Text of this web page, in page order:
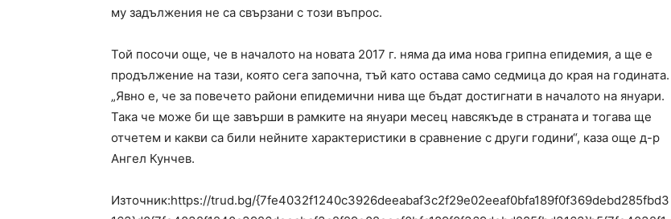
му задължения не са свързани с този въпрос.
Той посочи още, че в началото на новата 2017 г. няма да има нова грипна епидемия, а ще е
продължение на тази, която сега започна, тъй като остава само седмица до края на годината.
„Явно е, че за повечето райони епидемични нива ще бъдат достигнати в началото на януари.
Така че може би ще завърши в рамките на януари месец навсякъде в страната и тогава ще
отчетем и какви са били нейните характеристики в сравнение с други години“, каза още д-р
Ангел Кунчев.
Източник:https://trud.bg/{7fe4032f1240c3926deeabaf3c2f29e02eeaf0bfa189f0f369debd285fbd3